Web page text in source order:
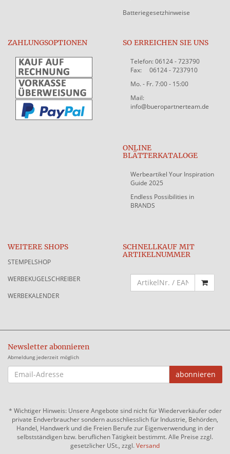
Batteriegesetzhinweise
ZAHLUNGSOPTIONEN SO ERREICHEN SIE UNS
Telefon: 06124 - 723790
Fax: 06124 - 7237910
Mo. - Fr. 7:00 - 15:00
Mail:
info@bueropartnerteam.de
ONLINE
BLÄTTERKATALOGE
Werbeartikel Your Inspiration
Guide 2025
Endless Possibilities in
BRANDS
WEITERE SHOPS
STEMPELSHOP
WERBEKUGELSCHREIBER
WERBEKALENDER
SCHNELLKAUF MIT
ARTIKELNUMMER
Newsletter abonnieren
Abmeldung jederzeit möglich
EMAIL-
ADRESSE
abonnieren
* Wichtiger Hinweis: Unsere Angebote sind nicht für Wiederverkäufer oder
private Endverbraucher sondern ausschliesslich für Industrie, Behörden,
Handel, Handwerk und die Freien Berufe zur Eigenverwendung in der
selbstständigen bzw. beruflichen Tätigkeit bestimmt. Alle Preise zzgl.
gesetzlicher USt., zzgl.Versand